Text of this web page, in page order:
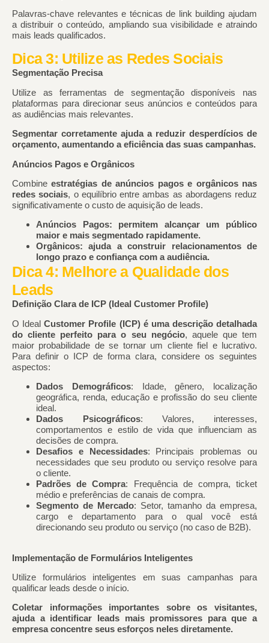
Palavras-chave relevantes e técnicas de link buildingajudam
a distribuir o conteúdo, ampliando sua visibilidade e atraindo
mais leads qualificados.
Dica 3: Utilize as Redes Sociais
Segmentação Precisa
Utilize as ferramentas de segmentação disponíveis nas
plataformas para direcionar seus anúncios e conteúdos para
as audiências mais relevantes.
Segmentar corretamente ajuda a reduzir desperdícios de
orçamento, aumentando a eficiência das suas campanhas.
Anúncios Pagos e Orgânicos
Combineestratégias de anúncios pagos e orgânicos nas
redes sociais, o equilíbrio entre ambas as abordagens reduz
significativamente o custo de aquisição de leads.
Anúncios Pagos: permitem alcançar um público
maior e mais segmentado rapidamente.
Orgânicos: ajuda a construir relacionamentos de
longo prazo e confiança com a audiência.
Dica 4: Melhore a Qualidade dos
Leads
Definição Clara de ICP (Ideal Customer Profile)
O IdealCustomer Profile (ICP) é uma descrição detalhada
do cliente perfeito para o seu negócio, aquele que tem
maior probabilidade de se tornar um cliente fiel e lucrativo.
Para definir o ICP de forma clara, considere os seguintes
aspectos:
Dados Demográficos: Idade, gênero, localização
geográfica, renda, educação e profissão do seu cliente
ideal.
Dados Psicográficos: Valores, interesses,
comportamentos e estilo de vida que influenciam as
decisões de compra.
Desafios e Necessidades: Principais problemas ou
necessidades que seu produto ou serviço resolve para
o cliente.
Padrões de Compra: Frequência de compra, ticket
médio e preferências de canais de compra.
Segmento de Mercado: Setor, tamanho da empresa,
cargo e departamento para o qual você está
direcionando seu produto ou serviço (no caso de B2B).
Implementação de Formulários Inteligentes
Utilize formulários inteligentes em suas campanhas para
qualificar leads desde o início.
Coletar informações importantes sobre os visitantes,
ajuda a identificar leads mais promissores para que a
empresa concentre seus esforços neles diretamente.